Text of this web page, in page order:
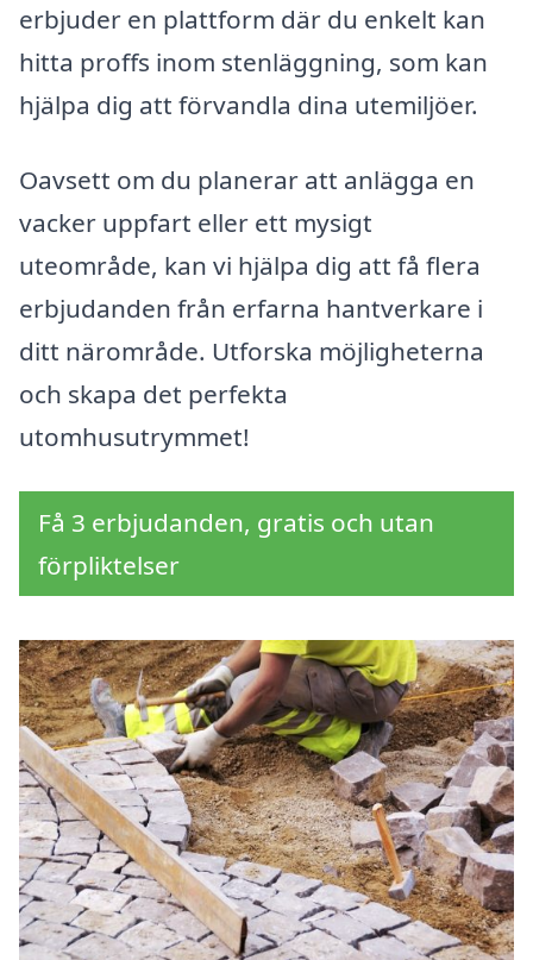
erbjuder en plattform där du enkelt kan
hitta proffs inom stenläggning, som kan
hjälpa dig att förvandla dina utemiljöer.
Oavsett om du planerar att anlägga en
vacker uppfart eller ett mysigt
uteområde, kan vi hjälpa dig att få flera
erbjudanden från erfarna hantverkare i
ditt närområde. Utforska möjligheterna
och skapa det perfekta
utomhusutrymmet!
Få 3 erbjudanden, gratis och utan
förpliktelser